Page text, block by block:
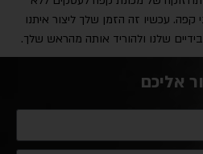
עכשיו זה הזמן שלך ליצור איתנו
שלנו ולהוריד אותה מהראש שלך.
אליכם